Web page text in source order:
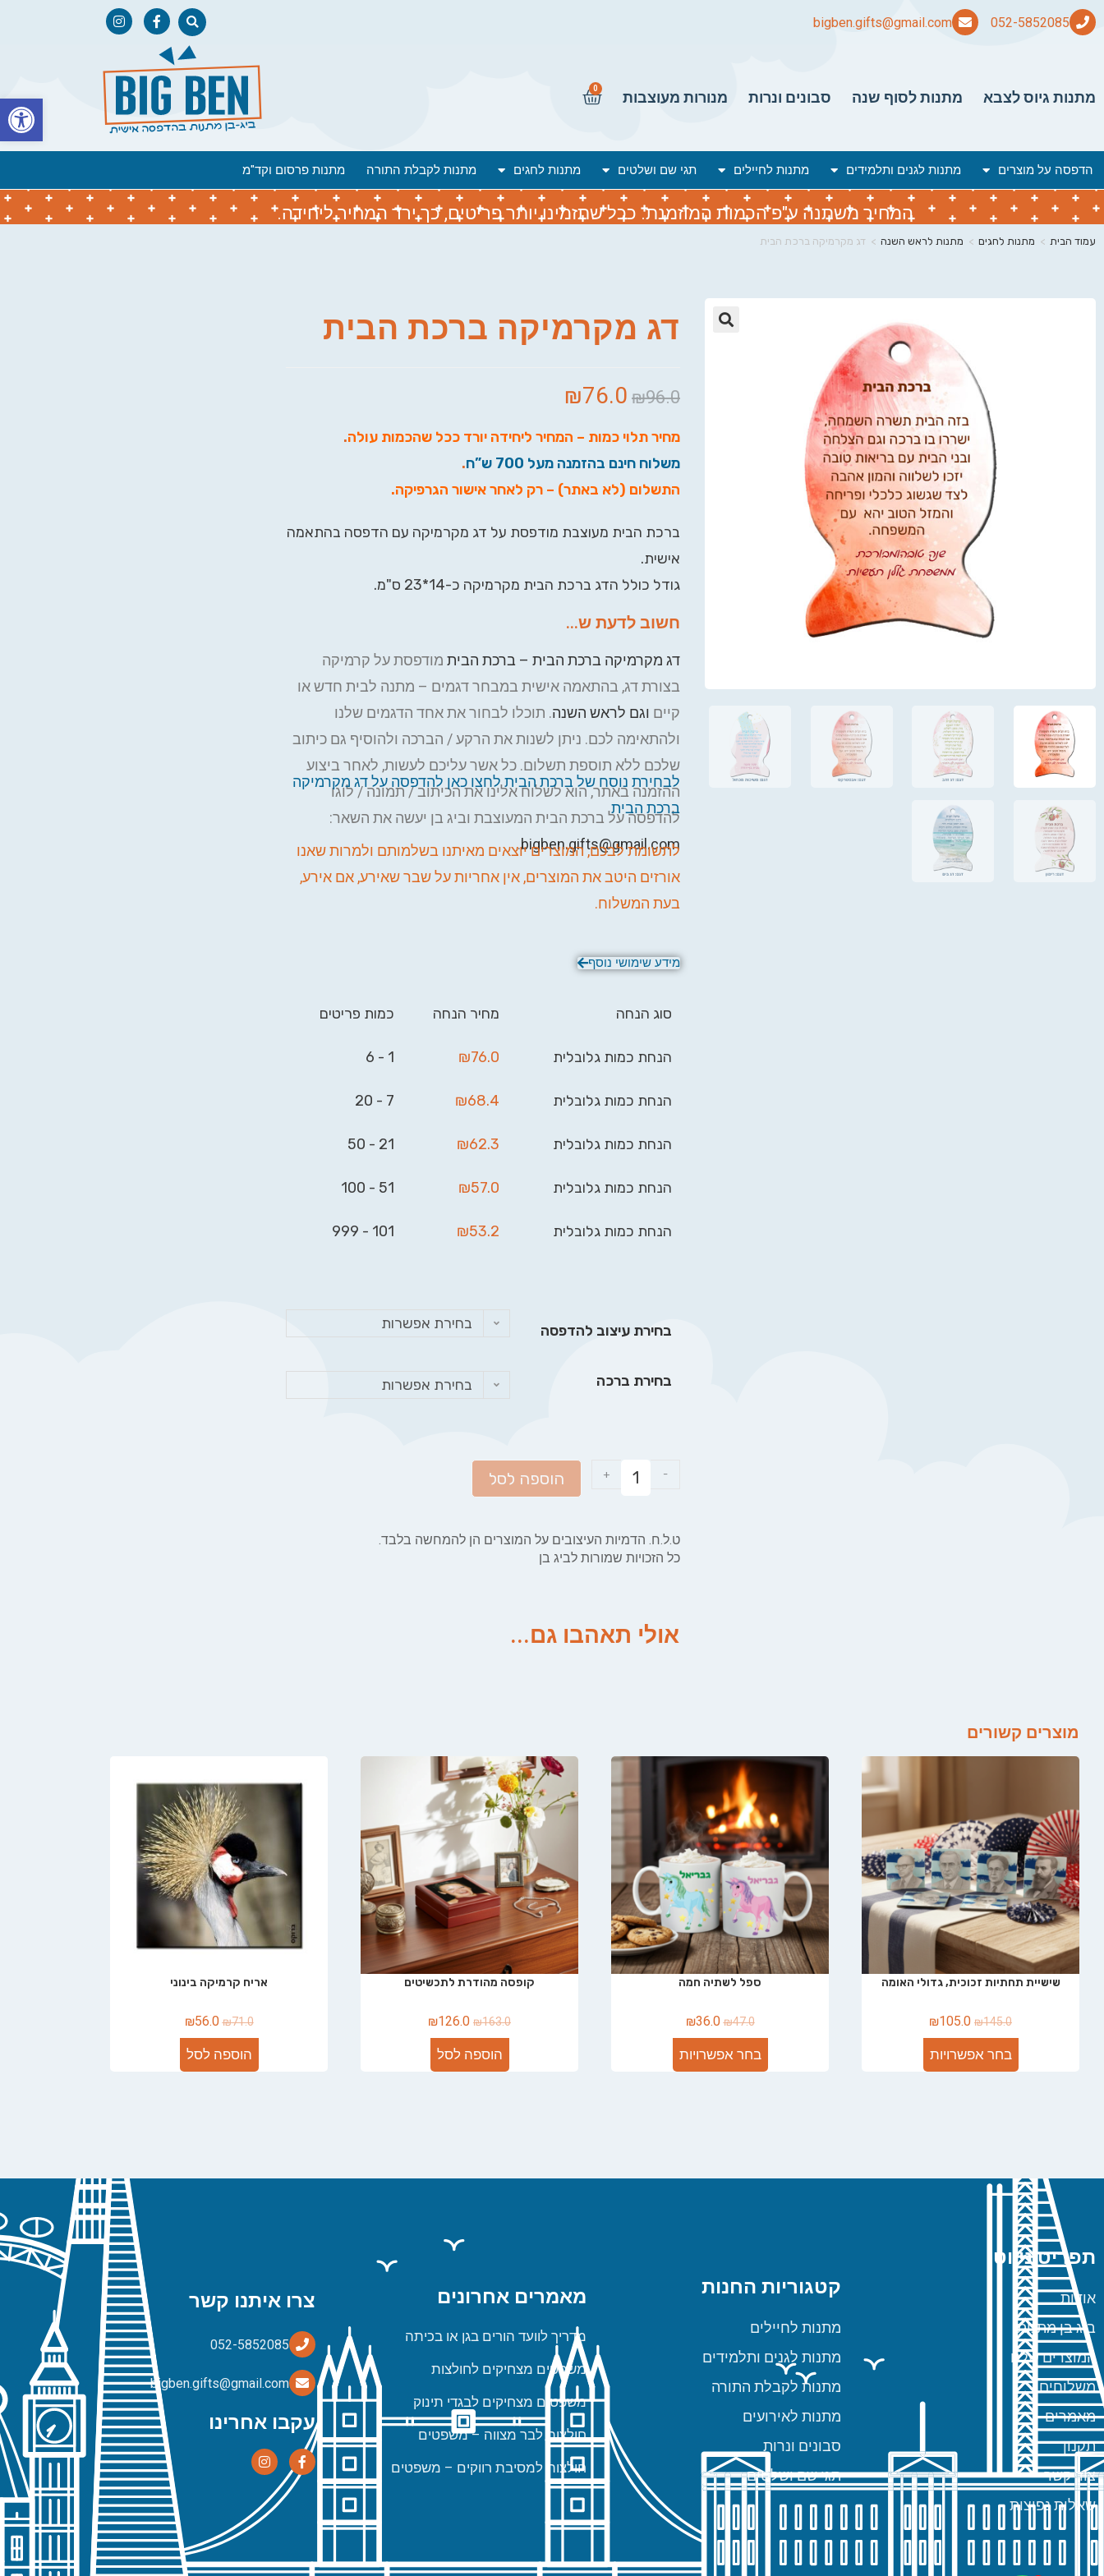
bigben.gifts@gmail.com
מתנות גיוס לצבא מתנות לסוף שנה סבונים ונרות מנורות מעוצבות
0
הדפסה על מוצרים מתנות לגנים ותלמידים מתנות לחיילים תגי שם ושלטים מתנות לחגים מתנות לקבלת התורה מתנות פרסום וקד"מ
המחיר משתנה ע"פ הכמות המוזמנת. ככל שתזמינו יותר פריטים, כך ירד המחיר ליחידה.
עמוד הבית > מתנות לחגים > מתנות לראש השנה > דג מקרמיקה ברכת הבית
דג מקרמיקה ברכת הבית
₪96.0
₪76.0
מחיר תלוי כמות – המחיר ליחידה יורד ככל שהכמות עולה.
משלוח חינם בהזמנה מעל 700 ש”ח
.
התשלום (לא באתר) – רק לאחר אישור הגרפיקה.
ברכת הבית מעוצבת מודפסת על דג מקרמיקה עם הדפסה בהתאמה
אישית.
גודל כולל הדג ברכת הבית מקרמיקה כ-14*23 ס"מ.
חשוב לדעת ש...
דג מקרמיקה ברכת הבית – ברכת הבית מודפסת על קרמיקה
בצורת דג, בהתאמה אישית במבחר דגמים – מתנה לבית חדש או
קיים וגם לראש השנה. תוכלו לבחור את אחד הדגמים שלנו
ולהתאימה לכם. ניתן לשנות את הרקע / הברכה ולהוסיף גם כיתוב
שלכם ללא תוספת תשלום. כל אשר עליכם לעשות, לאחר ביצוע
ההזמנה באתר, הוא לשלוח אלינו את הכיתוב / תמונה / לוגו
להדפסה על ברכת הבית המעוצבת וביג בן יעשה את השאר:
bigben.gifts@gmail.com
.
לבחירת נוסח של ברכת הבית לחצו כאן להדפסה על דג מקרמיקה
ברכת הבית
לתשומת לבכם, המוצרים יוצאים מאיתנו בשלמותם ולמרות שאנו
אורזים היטב את המוצרים, אין אחריות על שבר שאירע, אם אירע,
בעת המשלוח.
מידע שימושי נוסף
סוג הנחה מחיר הנחה כמות פריטים
הנחת כמות גלובלית ₪76.0
1 - 6
הנחת כמות גלובלית ₪68.4
7 - 20
הנחת כמות גלובלית ₪62.3
21 - 50
הנחת כמות גלובלית ₪57.0
51 - 100
הנחת כמות גלובלית ₪53.2
101 - 999
בחירת עיצוב להדפסה בחירת אפשרות
בחירת ברכה בחירת אפשרות
-
+ הוספה לסל
ט.ל.ח. הדמיות העיצובים על המוצרים הן להמחשה בלבד.
כל הזכויות שמורות לביג בן
אולי תאהבו גם...
מוצרים קשורים
שישיית תחתיות זכוכית, גדולי האומה
₪145.0
₪105.0
בחר אפשרויות
ספל לשתיה חמה
₪47.0
₪36.0
בחר אפשרויות
קופסה מהודרת לתכשיטים
₪163.0
₪126.0
הוספה לסל
אריח קרמיקה בינוני
₪71.0
₪56.0
הוספה לסל
תפריט ניווט
אודות
ביג בן מתנות
המוצרים שלנו
משלוחים
מאמרים
תקנון
צור קשר
שאלות נפוצות
קטגוריות החנות
מתנות לחיילים
מתנות לגנים ותלמידים
מתנות לקבלת התורה
מתנות לאירועים
סבונים ונרות
תגי שם ושלטים
מאמרים אחרונים
מדריך לוועד הורים בגן או בכיתה
משפטים מצחיקים לחולצות
משפטים מצחיקים לבגדי תינוק
חולצות לבר מצווה – משפטים
חולצות למסיבת רווקים – משפטים
צרו איתנו קשר
bigben.gifts@gmail.com
עקבו אחרינו